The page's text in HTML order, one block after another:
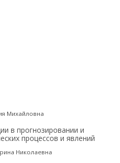
Михайловна
в прогнозировании и
процессов и явлений
Николаевна